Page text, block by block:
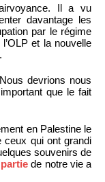
Il a vu
davantage les
par le régime
et la nouvelle
devrions nous
que le fait
en Palestine le
ceux qui ont grandi
souvenirs de
de notre vie a